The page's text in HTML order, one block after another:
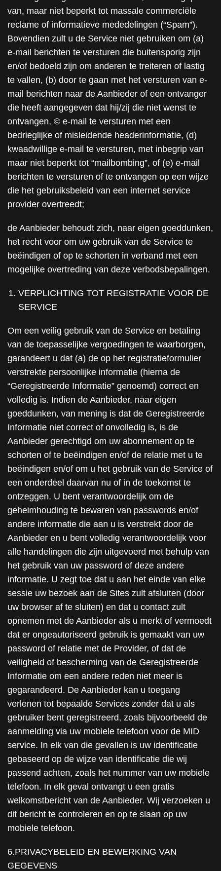
van, maar niet beperkt tot massale commerciële
reclame of informatieve mededelingen (“Spam”).
Bovendien zult u de Service niet gebruiken om (a)
e-mail berichten te versturen die buitensporig zijn
en/of bedoeld zijn om anderen te treiteren of lastig
te vallen, (b) door te gaan met het versturen van e-
mail berichten naar de Aanbieder of een ontvanger
die heeft aangegeven dat hij/zij die niet wenst te
ontvangen, © e-mail te versturen met een
bedrieglijke of misleidende headerinformatie, (d)
kwaadwillige e-mail te versturen, met inbegrip van
maar niet beperkt tot “mailbombing”, of (e) e-mail
berichten te versturen of te ontvangen op een wijze
die het gebruiksbeleid van een internet service
provider overtreedt;
de Aanbieder behoudt zich, naar eigen goeddunken,
het recht voor om uw gebruik van de Service te
beëindigen of op te schorten in verband met een
mogelijke overtreding van deze verbodsbepalingen.
VERPLICHTING TOT REGISTRATIE VOOR DE
SERVICE
Om een veilig gebruik van de Service en betaling
van de toepasselijke vergoedingen te waarborgen,
garandeert u dat (a) de op het registratieformulier
verstrekte persoonlijke informatie (hierna de
“Geregistreerde Informatie” genoemd) correct en
volledig is. Indien de Aanbieder, naar eigen
goeddunken, van mening is dat de Geregistreerde
Informatie niet correct of onvolledig is, is de
Aanbieder gerechtigd om uw abonnement op te
schorten of te beëindigen en/of de relatie met u te
beëindigen en/of om u het gebruik van de Service of
een onderdeel daarvan nu of in de toekomst te
ontzeggen. U bent verantwoordelijk om de
geheimhouding te bewaren van passwords en/of
andere informatie die aan u is verstrekt door de
Aanbieder en u bent volledig verantwoordelijk voor
alle handelingen die zijn uitgevoerd met behulp van
het gebruik van uw password of deze andere
informatie. U zegt toe dat u aan het einde van elke
sessie uw bezoek aan de Sites zult afsluiten (door
uw browser af te sluiten) en dat u contact zult
opnemen met de Aanbieder als u merkt of vermoedt
dat er ongeautoriseerd gebruik is gemaakt van uw
password of relatie met de Provider, of dat de
veiligheid of bescherming van de Geregistreerde
Informatie om een andere reden niet meer is
gegarandeerd. De Aanbieder kan u toegang
verlenen tot bepaalde Services zonder dat u als
gebruiker bent geregistreerd, zoals bijvoorbeeld de
aanmelding via uw mobiele telefoon voor de MID
service. In elk van die gevallen is uw identificatie
gebaseerd op de wijze van identificatie die wij
passend achten, zoals het nummer van uw mobiele
telefoon. In elk geval ontvangt u een gratis
welkomstbericht van de Aanbieder. Wij verzoeken u
dit bericht te controleren en op te slaan op uw
mobiele telefoon.
6.PRIVACYBELEID EN BEWERKING VAN
GEGEVENS